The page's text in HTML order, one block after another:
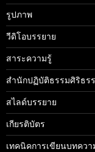
รูปภาพ
วีดิโอบรรยาย
สาระความรู้
สำนักปฏิบัติธรรมศิริธร
สไลด์บรรยาย
เกียรติบัตร
เทคนิคการเขียนบทคว